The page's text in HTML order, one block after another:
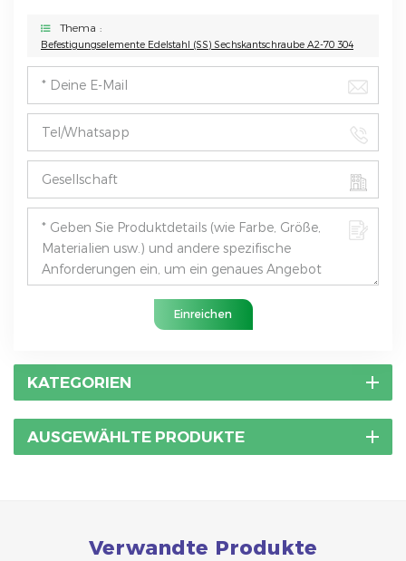
Thema :
Befestigungselemente Edelstahl (SS) Sechskantschraube A2-70 304
Einreichen
KATEGORIEN
AUSGEWÄHLTE PRODUKTE
Verwandte Produkte